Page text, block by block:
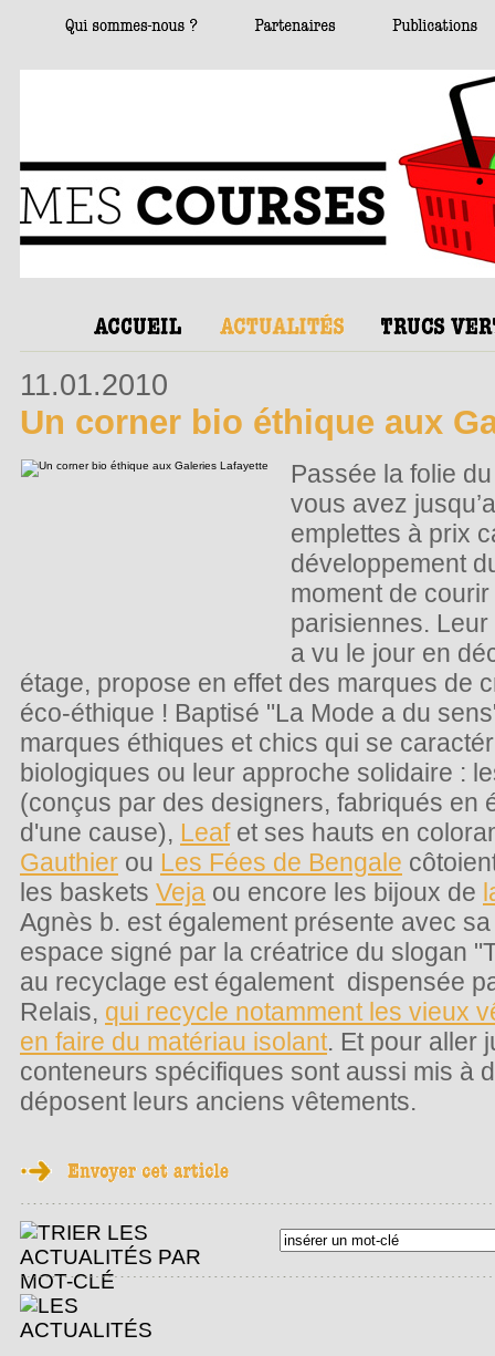
11.01.2010
Un corner bio éthique aux
Passée la folie
vous avez
emplettes à prix
développement
moment de
parisiennes.
a vu le jour en
étage, propose en effet des marques de
éco-éthique ! Baptisé "La Mode a du
marques éthiques et chics qui se
biologiques ou leur approche solidaire :
(conçus par des designers, fabriqués en
d'une cause), Leafet ses hauts en
Gauthier ou Les Fées de Bengale
les baskets Veja ou encore les bijoux de
Agnès b. est également présente avec
espace signé par la créatrice du slogan
au recyclage est également dispensée
Relais, qui recycle notamment les vieux
en faire du matériau isolant. Et pour aller
conteneurs spécifiques sont aussi mis à
déposent leurs anciens vêtements.